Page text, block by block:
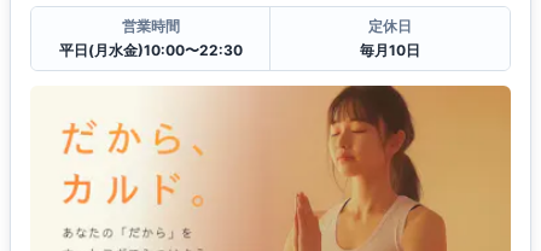
営業時間
平日(月水金)10:00〜22:30
定休日
毎月10日